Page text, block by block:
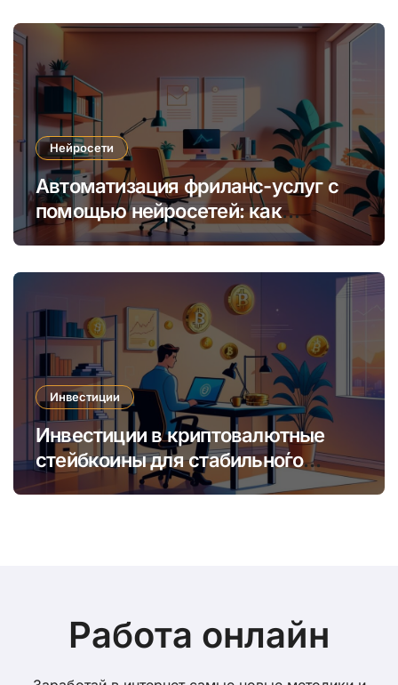
Нейросети
Автоматизация фриланс-услуг с
помощью нейросетей: как
увеличить доход и сократить
Инвестиции
Инвестиции в криптовалютные
стейбкоины для стабильно́го
онлайн-заработка в условиях
Работа онлайн